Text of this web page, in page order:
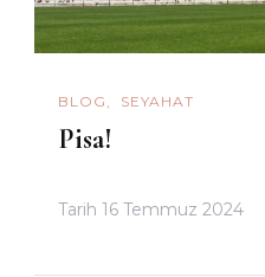
BLOG SEYAHAT
Pisa!
Tarih 16 Temmuz 2024